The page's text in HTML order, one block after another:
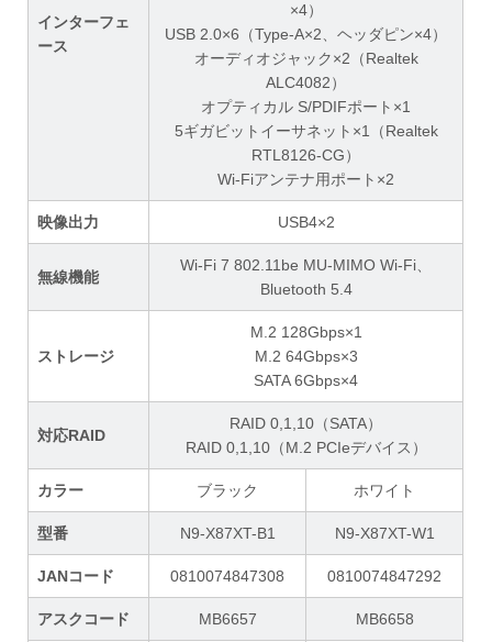
インターフェ
ース
×4）
USB 2.0×6（Type-A×2、ヘッダピン×4）
オーディオジャック×2（Realtek
ALC4082）
オプティカル S/PDIFポート×1
5ギガビットイーサネット×1（Realtek
RTL8126-CG）
Wi-Fiアンテナ用ポート×2
映像出力 USB4×2
無線機能
Wi-Fi 7 802.11be MU-MIMO Wi-Fi、
Bluetooth 5.4
ストレージ
M.2 128Gbps×1
M.2 64Gbps×3
SATA 6Gbps×4
対応RAID
RAID 0,1,10（SATA）
RAID 0,1,10（M.2 PCIeデバイス）
カラー ブラック ホワイト
型番 N9-X87XT-B1 N9-X87XT-W1
JANコード 0810074847308 0810074847292
アスクコード MB6657 MB6658